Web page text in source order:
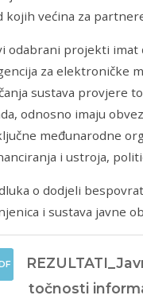
kojih većina za
odabrani projekti imat
za elektroničke
sustava provjere
odnosno imaju
međunarodne
i ustroja,
o dodjeli
i sustava javne
točnosti